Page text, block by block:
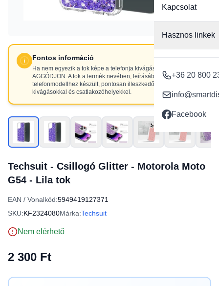
Kapcsolat
Hasznos linkek
+36 20 800
Facebook
Fontos információ
Ha nem egyezik a tok képe a telefonja kivágásaival, NE
AGGÓDJON. A tok a termék nevében, leírásában szereplő
telefonmodellhez készült, pontosan illeszkedő
kivágásokkal és csatlakozóhelyekkel.
Techsuit - Csillogó Glitter - Motorola Moto
G54 - Lila tok
EAN / Vonalkód:5949419127371
SKU:KF2324080Márka:Techsuit
Nem elérhető
2 300 Ft